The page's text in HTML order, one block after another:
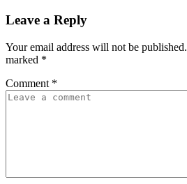
Leave a Reply
Your email address will not be published.
marked *
Comment *